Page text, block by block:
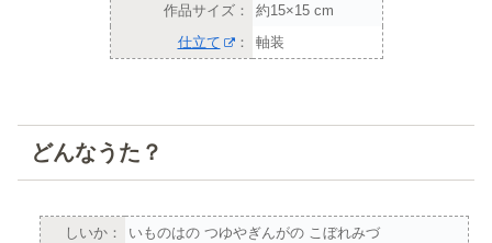
作品サイズ：
約15×15 cm
仕立て
： 軸装
どんなうた？
しいか：
いものはの つゆやぎんがの こぼれみづ